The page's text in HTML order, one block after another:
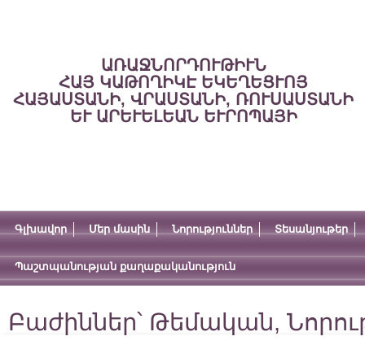
ԱՌԱՋՆՈՐԴՈՒԹԻՒՆ
ՀԱՅ ԿԱԹՈՂԻԿԷ ԵԿԵՂԵՑՒՈՅ
ՀԱՅԱՍՏԱՆԻ, ՎՐԱՍՏԱՆԻ, ՌՈՒՍԱՍՏԱՆԻ
ԵՒ ԱՐԵՒԵԼԵԱՆ ԵՒՐՈՊԱՅԻ
Գլխավոր Մեր մասին Նորություններ Տեսանյութեր
Պաշտպանության քաղաքականություն
Բաժիններ՝ Թեմական,